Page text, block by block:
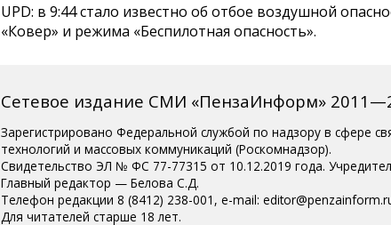
UPD: в 9:44 стало известно об отбое воздушной
«Ковер» и режима «Беспилотная опасность».
Сетевое издание СМИ «ПензаИнформ»
Зарегистрировано Федеральной службой по надзору в сфере
технологий и массовых коммуникаций (Роскомнадзор).
Свидетельство ЭЛ № ФС 77-77315 от 10.12.2019 года.
Главный редактор — Белова С.Д.
Телефон редакции 8 (8412) 238-001, e-mail:
Для читателей старше 18 лет.